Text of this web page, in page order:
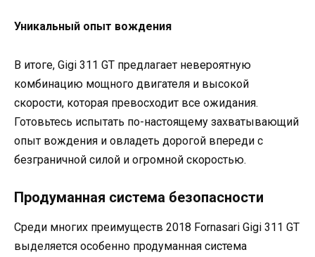
Уникальный опыт вождения
В итоге, Gigi 311 GT предлагает невероятную
комбинацию мощного двигателя и высокой
скорости, которая превосходит все ожидания.
Готовьтесь испытать по-настоящему захватывающий
опыт вождения и овладеть дорогой впереди с
безграничной силой и огромной скоростью.
Продуманная система безопасности
Среди многих преимуществ 2018 Fornasari Gigi 311 GT
выделяется особенно продуманная система